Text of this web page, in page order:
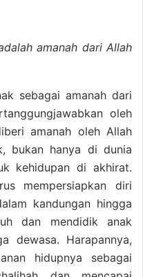
amanah dari Allah
sebagai amanah dari
oleh
amanah oleh Allah
bukan hanya di dunia
kehidupan di akhirat.
mempersiapkan diri
kandungan hingga
dan mendidik anak
dewasa. Harapannya,
hidupnya sebagai